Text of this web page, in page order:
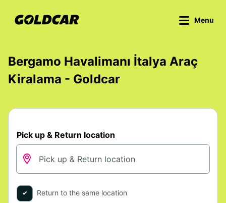
Menu
Bergamo Havalimanı İtalya Araç
Kiralama - Goldcar
Pick up & Return location
Return to the same location